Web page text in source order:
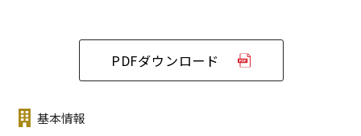
PDFダウンロード
基本情報